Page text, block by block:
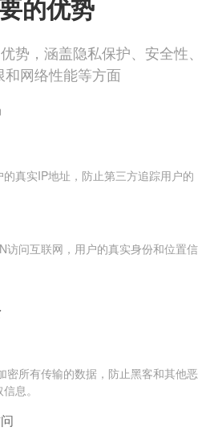
的优势
势，涵盖隐私保护、安全性、
和网络性能等方面
真实IP地址，防止第三方追踪用户的
访问互联网，用户的真实身份和位置信
密所有传输的数据，防止黑客和其他恶
息。